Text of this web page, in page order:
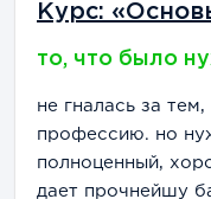
Курс:
то, что было
не гналась за
профессию. но
полноценный,
дает прочнейшу